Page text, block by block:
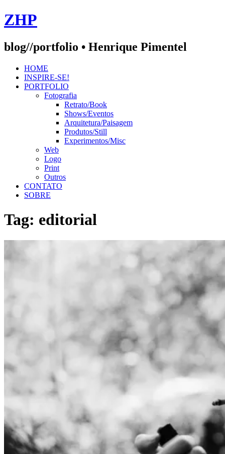
Skip
to
ZHP
blog//portfolio • Henrique Pimentel
HOME
INSPIRE-SE!
PORTFOLIO
Fotografia
Retrato/Book
Shows/Eventos
Arquitetura/Paisagem
Produtos/Still
Experimentos/Misc
Web
Logo
Print
Outros
CONTATO
SOBRE
Tag: editorial